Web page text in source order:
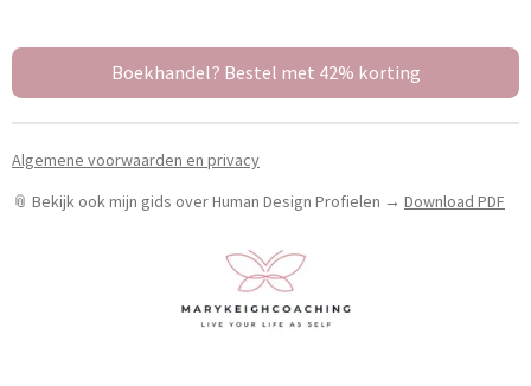
Boekhandel? Bestel met 42% korting
Algemene voorwaarden en privacy
📎 Bekijk ook mijn gids over Human Design Profielen → Download PDF